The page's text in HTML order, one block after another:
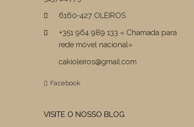
6160-427 OLEIROS
+351 964 989 133 « Chamada para
rede móvel nacional»
cakioleiros@gmail.com
Facebook
VISITE O NOSSO BLOG